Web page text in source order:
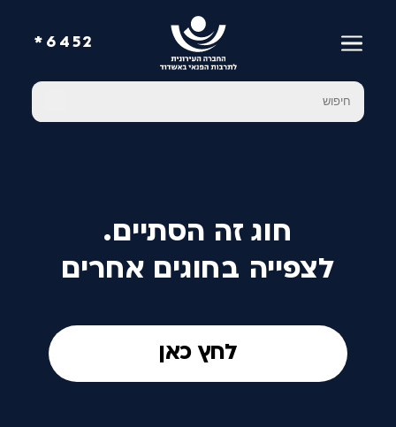
6452*
חוג זה הסתיים.
לצפייה בחוגים אחרים
לחץ כאן